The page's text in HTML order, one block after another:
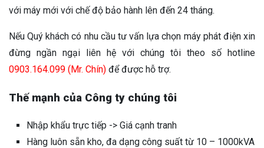
với máy mới với chế độ bảo hành lên đến 24 tháng.
Nếu Quý khách có nhu cầu tư vấn lựa chọn máy phát điện xin
đừng ngần ngại liên hệ với chúng tôi theo số hotline
0903.164.099 (Mr. Chín) để được hỗ trợ.
Thế mạnh của Công ty chúng tôi
Nhập khẩu trực tiếp -> Giá cạnh tranh
Hàng luôn sẵn kho, đa dạng công suất từ 10 – 1000kVA